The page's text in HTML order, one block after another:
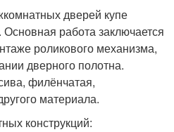
дверей купе
работа заключается
роликового механизма,
дверного полотна.
филёнчатая,
материала.
конструкций: